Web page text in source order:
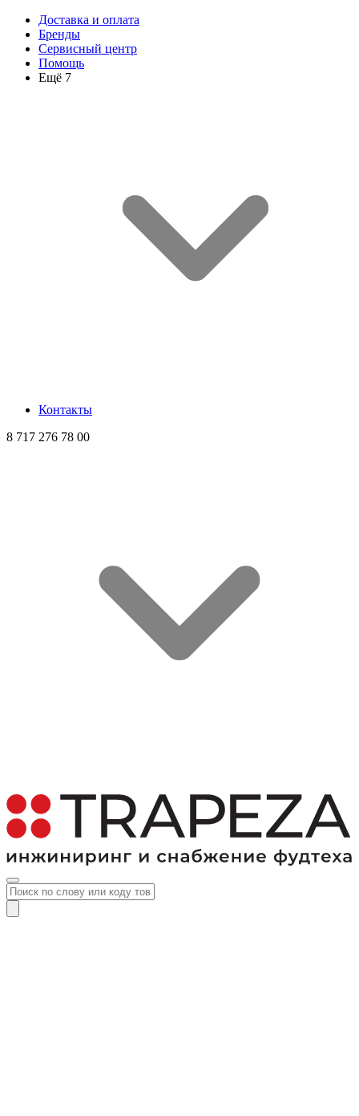
Доставка и оплата
Бренды
Сервисный центр
Помощь
Ещё 7
Контакты
8 717 276 78 00